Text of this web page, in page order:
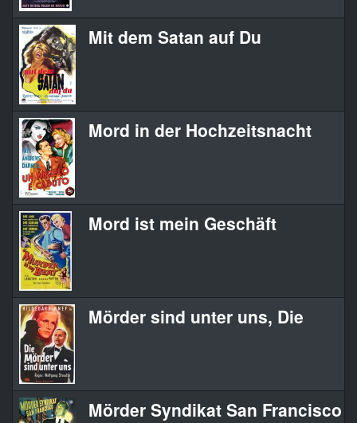
Mit dem Satan auf Du
Mord in der Hochzeitsnacht
Mord ist mein Geschäft
Mörder sind unter uns, Die
Mörder Syndikat San Francisco